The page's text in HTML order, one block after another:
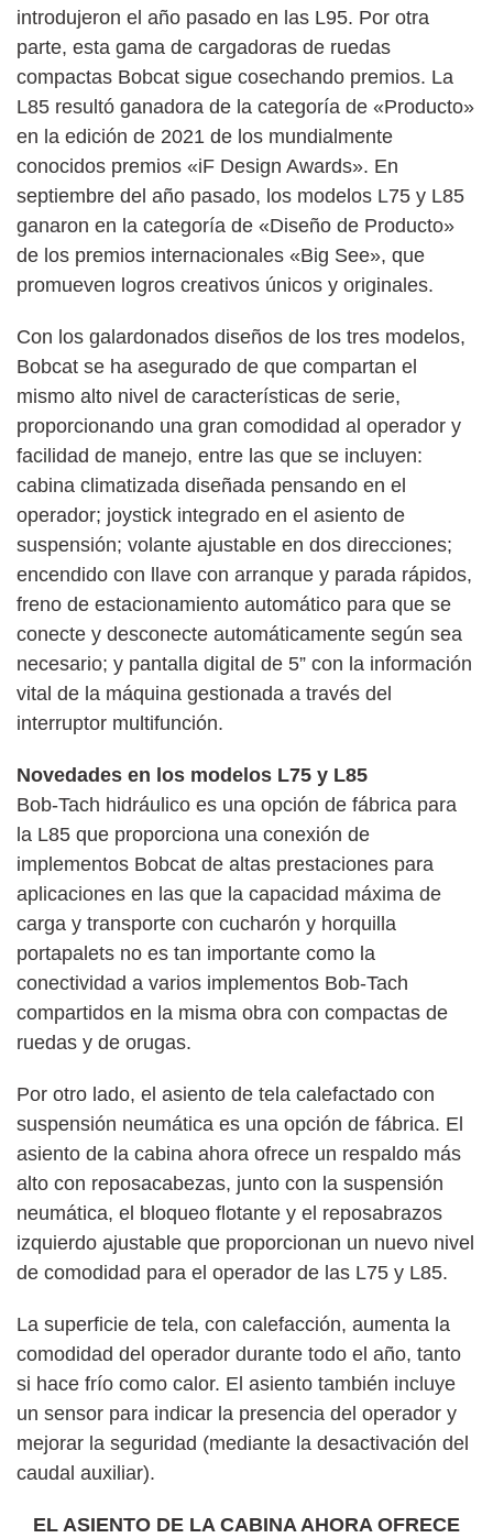
introdujeron el año pasado en las L95. Por otra
parte, esta gama de cargadoras de ruedas
compactas Bobcat sigue cosechando premios. La
L85 resultó ganadora de la categoría de «Producto»
en la edición de 2021 de los mundialmente
conocidos premios «iF Design Awards». En
septiembre del año pasado, los modelos L75 y L85
ganaron en la categoría de «Diseño de Producto»
de los premios internacionales «Big See», que
promueven logros creativos únicos y originales.
Con los galardonados diseños de los tres modelos,
Bobcat se ha asegurado de que compartan el
mismo alto nivel de características de serie,
proporcionando una gran comodidad al operador y
facilidad de manejo, entre las que se incluyen:
cabina climatizada diseñada pensando en el
operador; joystick integrado en el asiento de
suspensión; volante ajustable en dos direcciones;
encendido con llave con arranque y parada rápidos,
freno de estacionamiento automático para que se
conecte y desconecte automáticamente según sea
necesario; y pantalla digital de 5” con la información
vital de la máquina gestionada a través del
interruptor multifunción.
Novedades en los modelos L75 y L85
Bob-Tach hidráulico es una opción de fábrica para
la L85 que proporciona una conexión de
implementos Bobcat de altas prestaciones para
aplicaciones en las que la capacidad máxima de
carga y transporte con cucharón y horquilla
portapalets no es tan importante como la
conectividad a varios implementos Bob-Tach
compartidos en la misma obra con compactas de
ruedas y de orugas.
Por otro lado, el asiento de tela calefactado con
suspensión neumática es una opción de fábrica. El
asiento de la cabina ahora ofrece un respaldo más
alto con reposacabezas, junto con la suspensión
neumática, el bloqueo flotante y el reposabrazos
izquierdo ajustable que proporcionan un nuevo nivel
de comodidad para el operador de las L75 y L85.
La superficie de tela, con calefacción, aumenta la
comodidad del operador durante todo el año, tanto
si hace frío como calor. El asiento también incluye
un sensor para indicar la presencia del operador y
mejorar la seguridad (mediante la desactivación del
caudal auxiliar).
EL ASIENTO DE LA CABINA AHORA OFRECE